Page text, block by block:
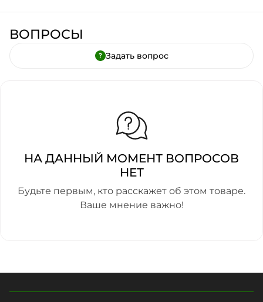
ВОПРОСЫ
Задать вопрос
НА ДАННЫЙ МОМЕНТ ВОПРОСОВ
НЕТ
Будьте первым, кто расскажет об этом товаре.
Ваше мнение важно!